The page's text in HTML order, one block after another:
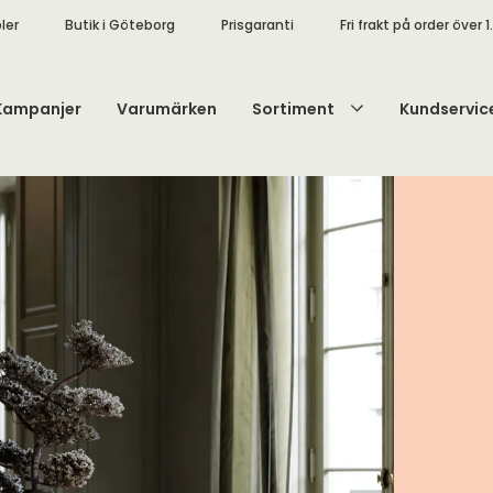
Butik i Göteborg Prisgaranti Fri frakt på order över
Varumärken Sortiment